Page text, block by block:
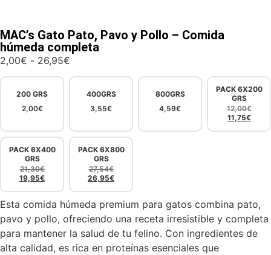
MAC’s Gato Pato, Pavo y Pollo – Comida
húmeda completa
2,00€ - 26,95€
200 GRS
2,00€
400GRS
3,55€
800GRS
4,59€
PACK 6X200
GRS
12,00€
11,75€
PACK 6X400
GRS
21,30€
19,95€
PACK 6X800
GRS
27,54€
26,95€
Esta comida húmeda premium para gatos combina pato,
pavo y pollo, ofreciendo una receta irresistible y completa
para mantener la salud de tu felino. Con ingredientes de
alta calidad, es rica en proteínas esenciales que